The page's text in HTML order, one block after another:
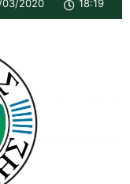
03/2020 18:19